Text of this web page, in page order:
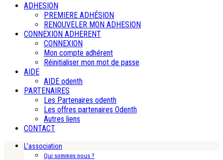
ADHESION
PREMIERE ADHÉSION
RENOUVELER MON ADHESION
CONNEXION ADHERENT
CONNEXION
Mon compte adhérent
Réinitialiser mon mot de passe
AIDE
AIDE odenth
PARTENAIRES
Les Partenaires odenth
Les offres partenaires Odenth
Autres liens
CONTACT
L’association
Qui sommes nous ?